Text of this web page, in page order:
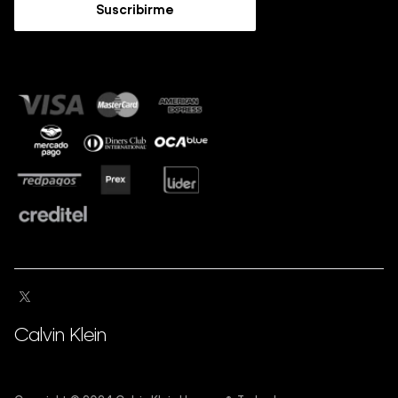
Sostenibilidad
Suscribirme
Calvin Klein